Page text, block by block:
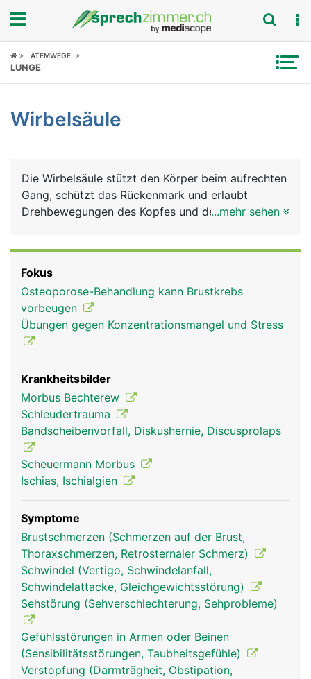
Fokus
Symptome
News
Rubriken
ATEMWEGE
LUNGE
Wirbelsäule
Die Wirbelsäule stützt den Körper beim aufrechten
Gang, schützt das Rückenmark und erlaubt
Drehbewegungen des Kopfes und des Rumpfes.
Wirbelsäule Mann
...mehr sehen
Fokus
Osteoporose-Behandlung kann Brustkrebs
vorbeugen
Übungen gegen Konzentrationsmangel und Stress
Krankheitsbilder
Morbus Bechterew
Schleudertrauma
Bandscheibenvorfall, Diskushernie, Discusprolaps
Scheuermann Morbus
Ischias, Ischialgien
Symptome
Brustschmerzen (Schmerzen auf der Brust,
Thoraxschmerzen, Retrosternaler Schmerz)
Schwindel (Vertigo, Schwindelanfall,
Schwindelattacke, Gleichgewichtsstörung)
Sehstörung (Sehverschlechterung, Sehprobleme)
Gefühlsstörungen in Armen oder Beinen
(Sensibilitätsstörungen, Taubheitsgefühle)
Verstopfung (Darmträgheit, Obstipation,